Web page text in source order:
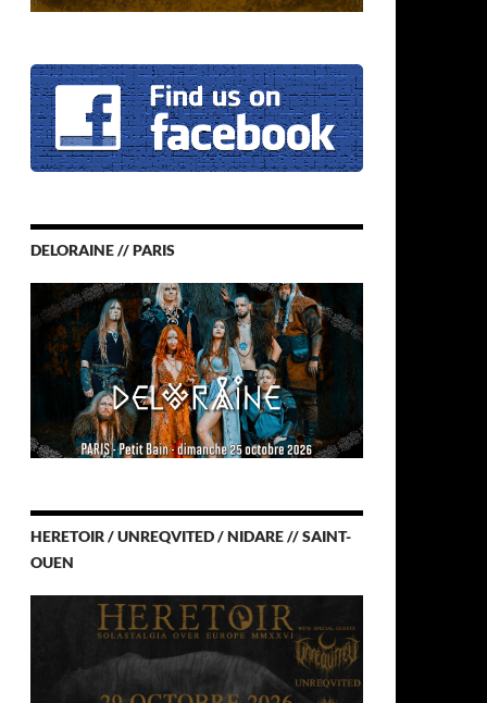
DELORAINE // PARIS
HERETOIR / UNREQVITED / NIDARE // SAINT-
OUEN